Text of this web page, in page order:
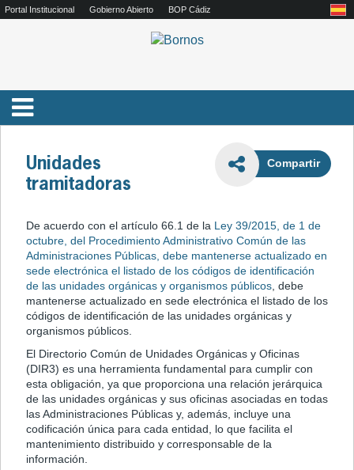
Portal Institucional Gobierno Abierto BOP Cádiz
Unidades
tramitadoras
De acuerdo con el artículo 66.1 de la Ley 39/2015, de 1 de
octubre, del Procedimiento Administrativo Común de las
Administraciones Públicas, debe mantenerse actualizado en
sede electrónica el listado de los códigos de identificación
de las unidades orgánicas y organismos públicos, debe
mantenerse actualizado en sede electrónica el listado de los
códigos de identificación de las unidades orgánicas y
organismos públicos.
El Directorio Común de Unidades Orgánicas y Oficinas
(DIR3) es una herramienta fundamental para cumplir con
esta obligación, ya que proporciona una relación jerárquica
de las unidades orgánicas y sus oficinas asociadas en todas
las Administraciones Públicas y, además, incluye una
codificación única para cada entidad, lo que facilita el
mantenimiento distribuido y corresponsable de la
información.
Compartir